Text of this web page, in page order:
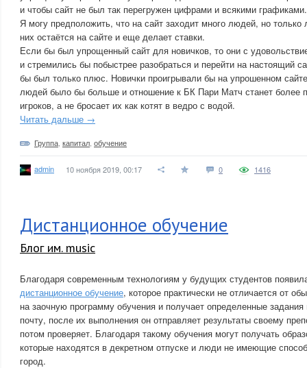
и чтобы сайт не был так перегружен цифрами и всякими графиками.
Я могу предположить, что на сайт заходит много людей, но
них остаётся на сайте и еще делает ставки.
Если бы был упрощенный сайт для новичков, то они с
и стремились бы побыстрее разобраться и перейти на настоящий
бы был только плюс. Новички проигрывали бы на упрошенном
людей было бы больше и отношение к БК Пари Матч станет более
игроков, а не бросает их как котят в ведро с водой.
Читать дальше →
Группа капитал обучение
admin 10 ноября 2019, 00:17 0 1416
Дистанционное обучение
Блог им. music
Благодаря современным технологиям у будущих студентов
дистанционное обучение, которое практически не отличается от
на заочную программу обучения и получает определенные
почту, после их выполнения он отправляет результаты своему
потом проверяет. Благодаря такому обучения могут получать
которые находятся в декретном отпуске и люди не имеющие
город.